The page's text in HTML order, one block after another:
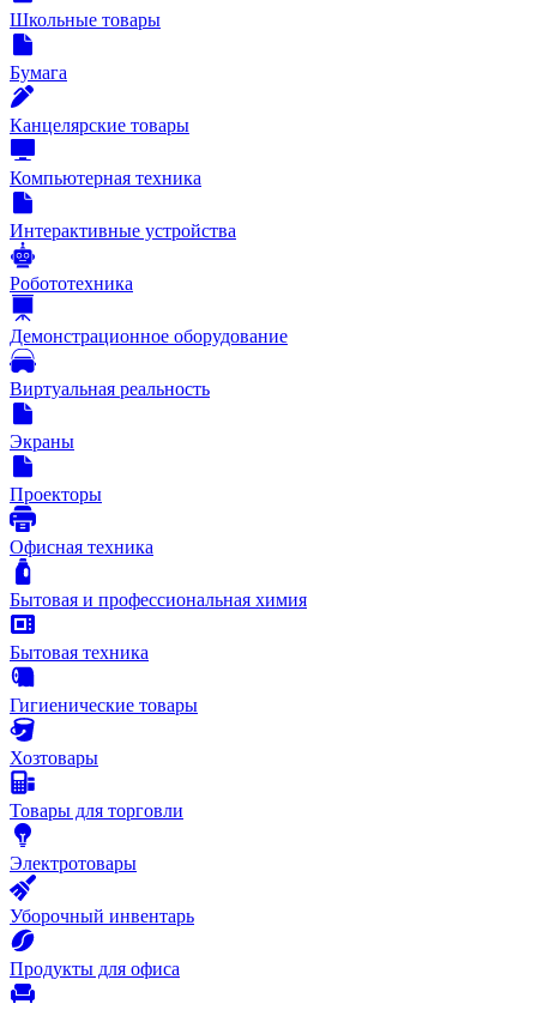
Школьные товары
Бумага
Канцелярские товары
Компьютерная техника
Интерактивные устройства
Робототехника
Демонстрационное оборудование
Виртуальная реальность
Экраны
Проекторы
Офисная техника
Бытовая и профессиональная химия
Бытовая техника
Гигиенические товары
Хозтовары
Товары для торговли
Электротовары
Уборочный инвентарь
Продукты для офиса